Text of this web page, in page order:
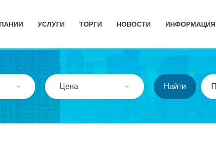
УСЛУГИ ТОРГИ НОВОСТИ ИНФОРМАЦИЯ
Цена